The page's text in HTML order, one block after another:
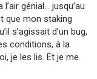
génial… jusqu’au
que mon staking
s’agissait d’un bug,
conditions, à la
je les lis. Et je me